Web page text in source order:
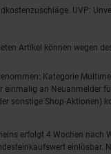
UVP:
Artikel können wegen
Kategorie
an Neuanmelder
sonstige Shop-Aktionen)
erfolgt 4 Wochen